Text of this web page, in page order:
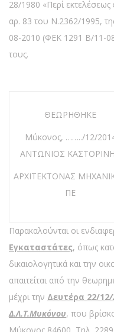
28/1980 «Περί
αρ. 83 του Ν.2362/1995,
08-2010 (ΦΕΚ 1291 Β/11-
τους.
ΘΕΩΡΗΘΗΚΕ
Μύκονος, ……../12/
ΑΝΤΩΝΙΟΣ
ΑΡΧΙΤΕΚΤΟΝΑΣ
ΠΕ
Παρακαλούνται οι
Eγκαταστάτες, όπως
δικαιολογητικά και την
απαιτείται από την
μέχρι την Δευτέρα 22/12/
Δ.Λ.Τ.Μυκόνου, που